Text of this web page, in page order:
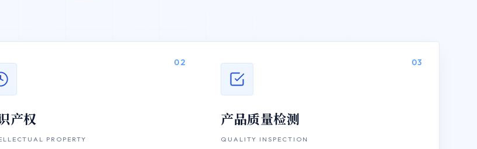
02
产权
PROPERTY
03
产品质量检测
QUALITY INSPECTION